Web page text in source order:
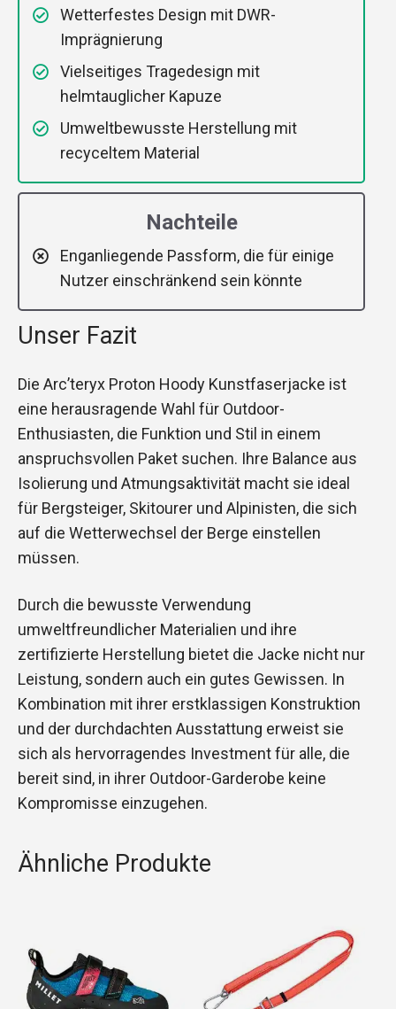
Wetterfestes Design mit DWR-
Imprägnierung
Vielseitiges Tragedesign mit
helmtauglicher Kapuze
Umweltbewusste Herstellung mit
recyceltem Material
Nachteile
Enganliegende Passform, die für einige
Nutzer einschränkend sein könnte
Unser Fazit
Die Arc’teryx Proton Hoody Kunstfaserjacke ist
eine herausragende Wahl für Outdoor-
Enthusiasten, die Funktion und Stil in einem
anspruchsvollen Paket suchen. Ihre Balance aus
Isolierung und Atmungsaktivität macht sie ideal
für Bergsteiger, Skitourer und Alpinisten, die sich
auf die Wetterwechsel der Berge einstellen
müssen.
Durch die bewusste Verwendung
umweltfreundlicher Materialien und ihre
zertifizierte Herstellung bietet die Jacke nicht nur
Leistung, sondern auch ein gutes Gewissen. In
Kombination mit ihrer erstklassigen Konstruktion
und der durchdachten Ausstattung erweist sie
sich als hervorragendes Investment für alle, die
bereit sind, in ihrer Outdoor-Garderobe keine
Kompromisse einzugehen.
Ähnliche Produkte